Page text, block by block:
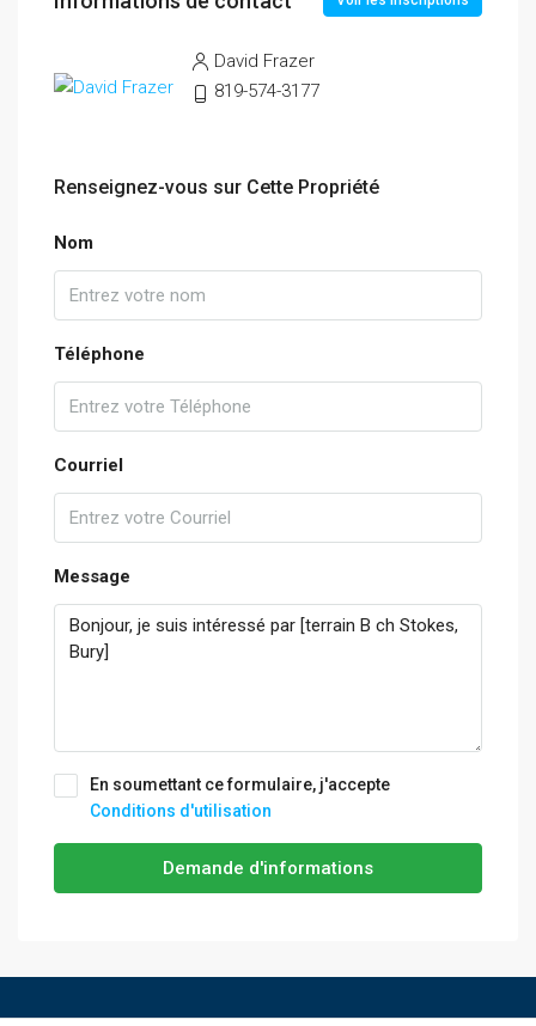
David Frazer
819-574-3177
Renseignez-vous sur Cette Propriété
Nom
Téléphone
Courriel
Message
En soumettant ce formulaire, j'accepte
Conditions d'utilisation
Demande d'informations